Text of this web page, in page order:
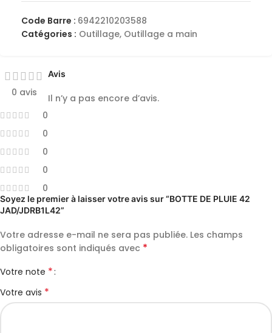
Code Barre : 6942210203588
Catégories : Outillage, Outillage a main
0 avis
0
0
0
0
0
Avis
Il n’y a pas encore d’avis.
Soyez le premier à laisser votre avis sur “BOTTE DE PLUIE 42
JAD/JDRB1L42”
Votre adresse e-mail ne sera pas publiée. Les champs
obligatoires sont indiqués avec *
Votre note *
Votre avis *